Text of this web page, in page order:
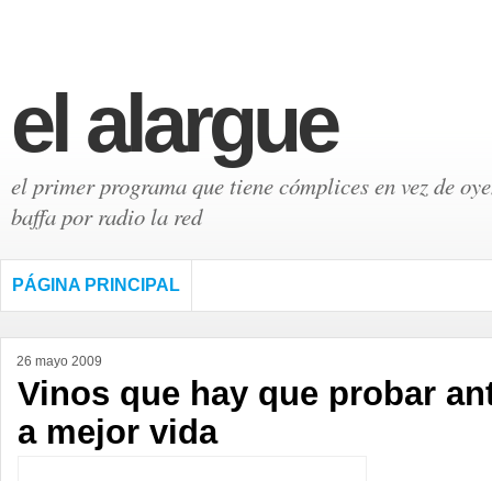
el alargue
el primer programa que tiene cómplices en vez de
baffa por radio la red
PÁGINA PRINCIPAL
26 mayo 2009
Vinos que hay que probar
a mejor vida